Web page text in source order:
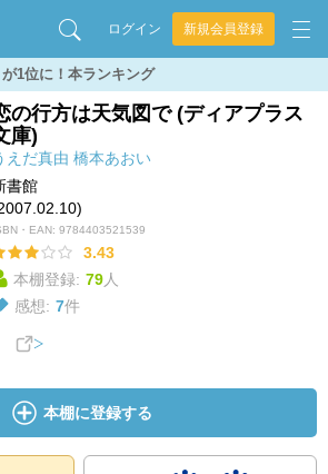
ログイン 新規会員登録
が1位に！本ランキング
の行方は天気図で (ディアプラス
庫)
えだ真由 橋本あおい
書館
・EAN: 9784403521539
3.43
本棚登録: 79人
感想: 7件
本棚に登録する